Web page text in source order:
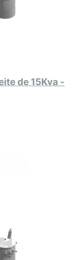
de 15Kva -